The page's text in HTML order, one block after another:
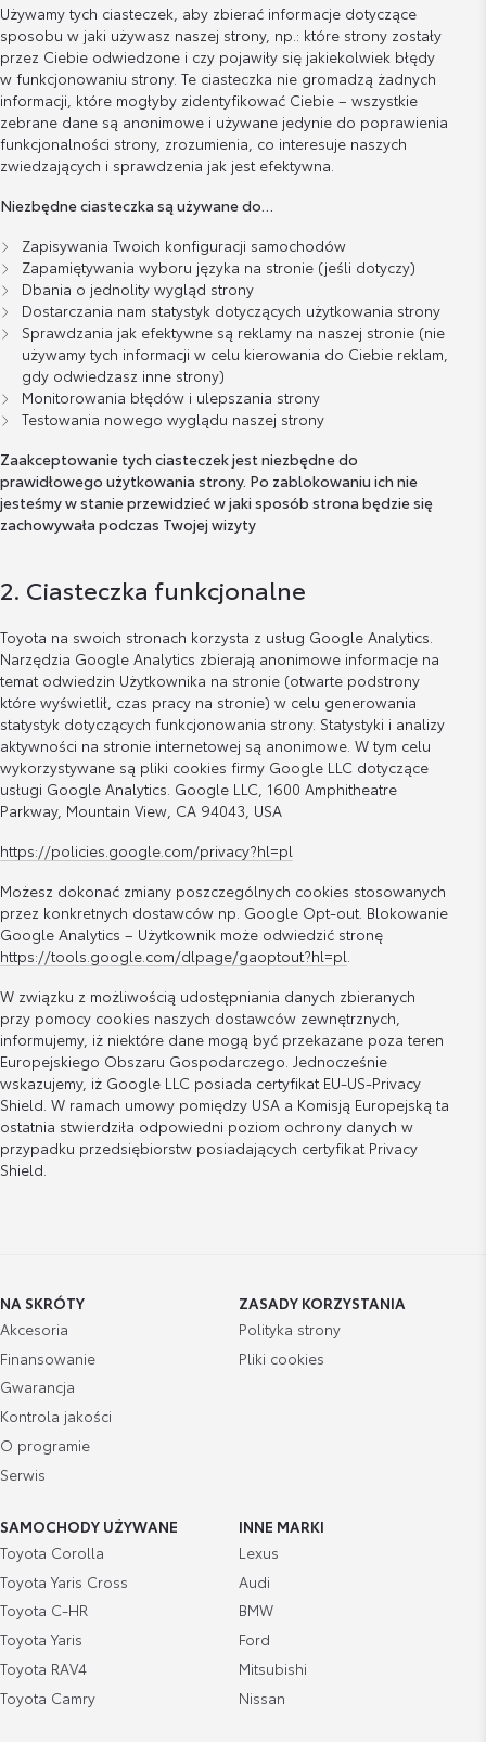
Używamy tych ciasteczek, aby zbierać informacje dotyczące
sposobu w jaki używasz naszej strony, np.: które strony zostały
przez Ciebie odwiedzone i czy pojawiły się jakiekolwiek błędy
w funkcjonowaniu strony. Te ciasteczka nie gromadzą żadnych
informacji, które mogłyby zidentyfikować Ciebie – wszystkie
zebrane dane są anonimowe i używane jedynie do poprawienia
funkcjonalności strony, zrozumienia, co interesuje naszych
zwiedzających i sprawdzenia jak jest efektywna.
Niezbędne ciasteczka są używane do…
Zapisywania Twoich konfiguracji samochodów
Zapamiętywania wyboru języka na stronie (jeśli dotyczy)
Dbania o jednolity wygląd strony
Dostarczania nam statystyk dotyczących użytkowania strony
Sprawdzania jak efektywne są reklamy na naszej stronie (nie
używamy tych informacji w celu kierowania do Ciebie reklam,
gdy odwiedzasz inne strony)
Monitorowania błędów i ulepszania strony
Testowania nowego wyglądu naszej strony
Zaakceptowanie tych ciasteczek jest niezbędne do
prawidłowego użytkowania strony. Po zablokowaniu ich nie
jesteśmy w stanie przewidzieć w jaki sposób strona będzie się
zachowywała podczas Twojej wizyty
2. Ciasteczka funkcjonalne
Toyota na swoich stronach korzysta z usług Google Analytics.
Narzędzia Google Analytics zbierają anonimowe informacje na
temat odwiedzin Użytkownika na stronie (otwarte podstrony
które wyświetlił, czas pracy na stronie) w celu generowania
statystyk dotyczących funkcjonowania strony. Statystyki i analizy
aktywności na stronie internetowej są anonimowe. W tym celu
wykorzystywane są pliki cookies firmy Google LLC dotyczące
usługi Google Analytics. Google LLC, 1600 Amphitheatre
Parkway, Mountain View, CA 94043, USA
https://policies.google.com/privacy?hl=pl
Możesz dokonać zmiany poszczególnych cookies stosowanych
przez konkretnych dostawców np. Google Opt-out. Blokowanie
Google Analytics – Użytkownik może odwiedzić stronę
https://tools.google.com/dlpage/gaoptout?hl=pl.
W związku z możliwością udostępniania danych zbieranych
przy pomocy cookies naszych dostawców zewnętrznych,
informujemy, iż niektóre dane mogą być przekazane poza teren
Europejskiego Obszaru Gospodarczego. Jednocześnie
wskazujemy, iż Google LLC posiada certyfikat EU-US-Privacy
Shield. W ramach umowy pomiędzy USA a Komisją Europejską ta
ostatnia stwierdziła odpowiedni poziom ochrony danych w
przypadku przedsiębiorstw posiadających certyfikat Privacy
Shield.
NA SKRÓTY
Akcesoria
Finansowanie
Gwarancja
Kontrola jakości
O programie
Serwis
ZASADY KORZYSTANIA
Polityka strony
Pliki cookies
SAMOCHODY UŻYWANE
Toyota Corolla
Toyota Yaris Cross
Toyota C-HR
Toyota Yaris
Toyota RAV4
Toyota Camry
INNE MARKI
Lexus
Audi
BMW
Ford
Mitsubishi
Nissan